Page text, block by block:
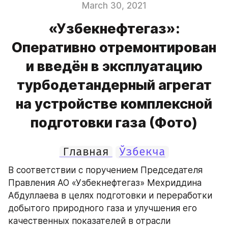
March 30, 2021
«Узбекнефтегаз»:
Оперативно отремонтирован
и введён в эксплуатацию
турбодетандерный агрегат
на устройстве комплексной
подготовки газа (Фото)
Главная Ўзбекча
В соответствии с поручением Председателя
Правления АО «Узбекнефтегаз» Мехриддина
Абдуллаева в целях подготовки и переработки
добытого природного газа и улучшения его
качественных показателей в отрасли